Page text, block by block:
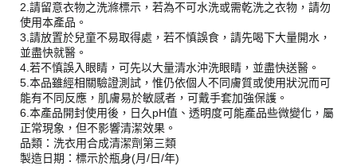
2.請留意衣物之洗滌標示，若為不可水洗或需乾洗之衣物，請勿
使用本產品。
3.請放置於兒童不易取得處，若不慎誤食，請先喝下大量開水，
並盡快就醫。
4.若不慎誤入眼睛，可先以大量清水沖洗眼睛，並盡快送醫。
5.本品雖經相關驗證測試，惟仍依個人不同膚質或使用狀況而可
能有不同反應，肌膚易於敏感者，可戴手套加強保護。
6.本產品開封使用後，日久pH值、透明度可能產品些微變化，屬
正常現象，但不影響清潔效果。
品類：洗衣用合成清潔劑第三類
製造日期：標示於瓶身(月/日/年)